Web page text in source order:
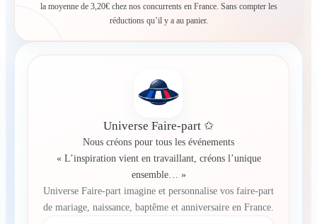
la moyenne de 3,20€ chez nos concurrents en France. Sans compter les
réductions qu’il y a au panier.
Universe Faire-part ✩
Nous créons pour tous les événements
« L’inspiration vient en travaillant, créons l’unique
ensemble… »
Universe Faire-part imagine et personnalise vos faire-part
de mariage, naissance, baptême et anniversaire en France.